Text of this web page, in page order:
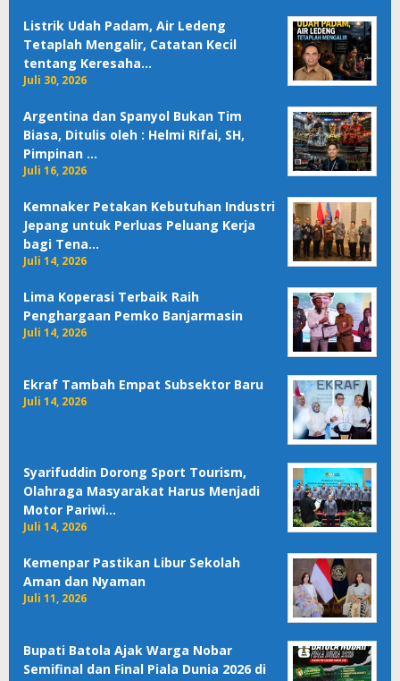
Listrik Udah Padam, Air Ledeng
Tetaplah Mengalir, Catatan Kecil
tentang Keresaha…
Juli 30, 2026
Argentina dan Spanyol Bukan Tim
Biasa, Ditulis oleh : Helmi Rifai, SH,
Pimpinan …
Juli 16, 2026
Kemnaker Petakan Kebutuhan Industri
Jepang untuk Perluas Peluang Kerja
bagi Tena…
Juli 14, 2026
Lima Koperasi Terbaik Raih
Penghargaan Pemko Banjarmasin
Juli 14, 2026
Ekraf Tambah Empat Subsektor Baru
Juli 14, 2026
Syarifuddin Dorong Sport Tourism,
Olahraga Masyarakat Harus Menjadi
Motor Pariwi…
Juli 14, 2026
Kemenpar Pastikan Libur Sekolah
Aman dan Nyaman
Juli 11, 2026
Bupati Batola Ajak Warga Nobar
Semifinal dan Final Piala Dunia 2026 di